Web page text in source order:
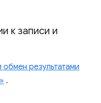
к записи и
результатами
.